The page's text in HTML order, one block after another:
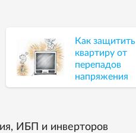
Как защитить
квартиру от
перепадов
напряжения
ИБП и инверторов